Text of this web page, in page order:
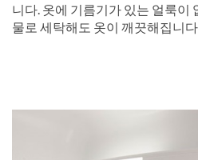
니다. 옷에 기름기가 있는 얼룩이
물로 세탁해도 옷이 깨끗해집니다.